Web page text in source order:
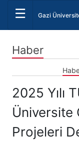
☰ Gazi
Haber
2025 Yılı
Üniversite
Projeleri